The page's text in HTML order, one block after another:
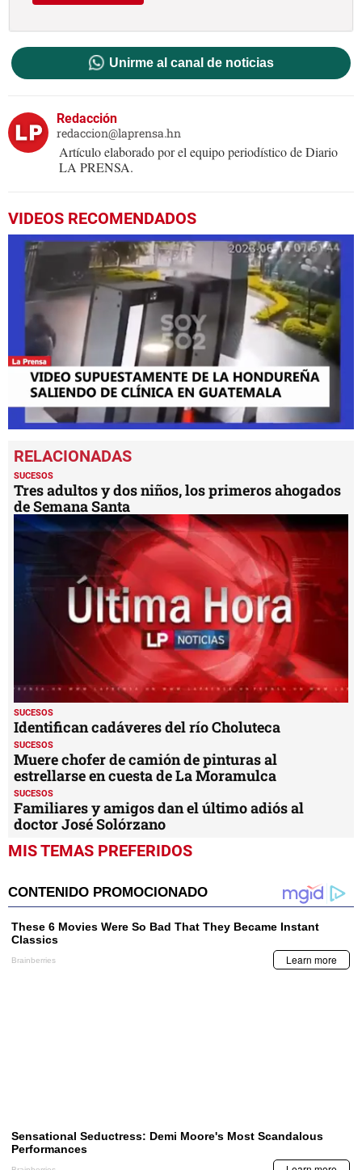
Unirme al canal de noticias
Redacción
redaccion@laprensa.hn
Artículo elaborado por el equipo periodístico de Diario
LA PRENSA.
VIDEOS RECOMENDADOS
seconds
of
2
minutes,
32
seconds
SUCESOS
Tres adultos y dos niños, los primeros ahogados
de Semana Santa
SUCESOS
Identifican cadáveres del río Choluteca
SUCESOS
Muere chofer de camión de pinturas al
estrellarse en cuesta de La Moramulca
SUCESOS
Familiares y amigos dan el último adiós al
doctor José Solórzano
MIS TEMAS PREFERIDOS